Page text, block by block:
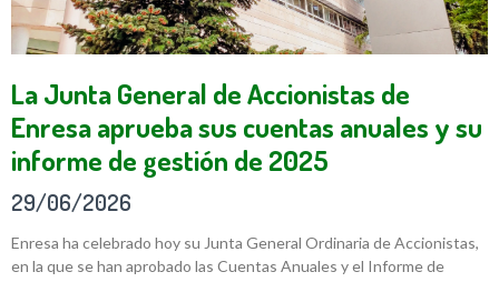
La Junta General de Accionistas de
Enresa aprueba sus cuentas anuales y su
informe de gestión de 2025
29/06/2026
Enresa ha celebrado hoy su Junta General Ordinaria de Accionistas,
en la que se han aprobado las Cuentas Anuales y el Informe de